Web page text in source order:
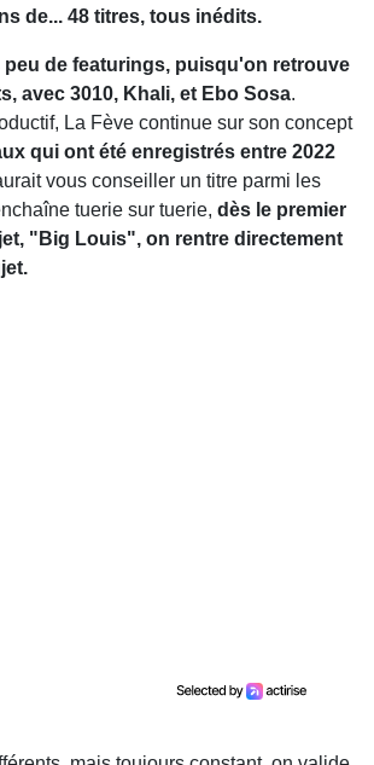
de... 48 titres, tous inédits.
peu de featurings, puisqu'on retrouve
avec 3010, Khali, et Ebo Sosa.
La Fève continue sur son concept
qui ont été enregistrés entre 2022
vous conseiller un titre parmi les
tuerie sur tuerie, dès le premier
"Big Louis", on rentre directement